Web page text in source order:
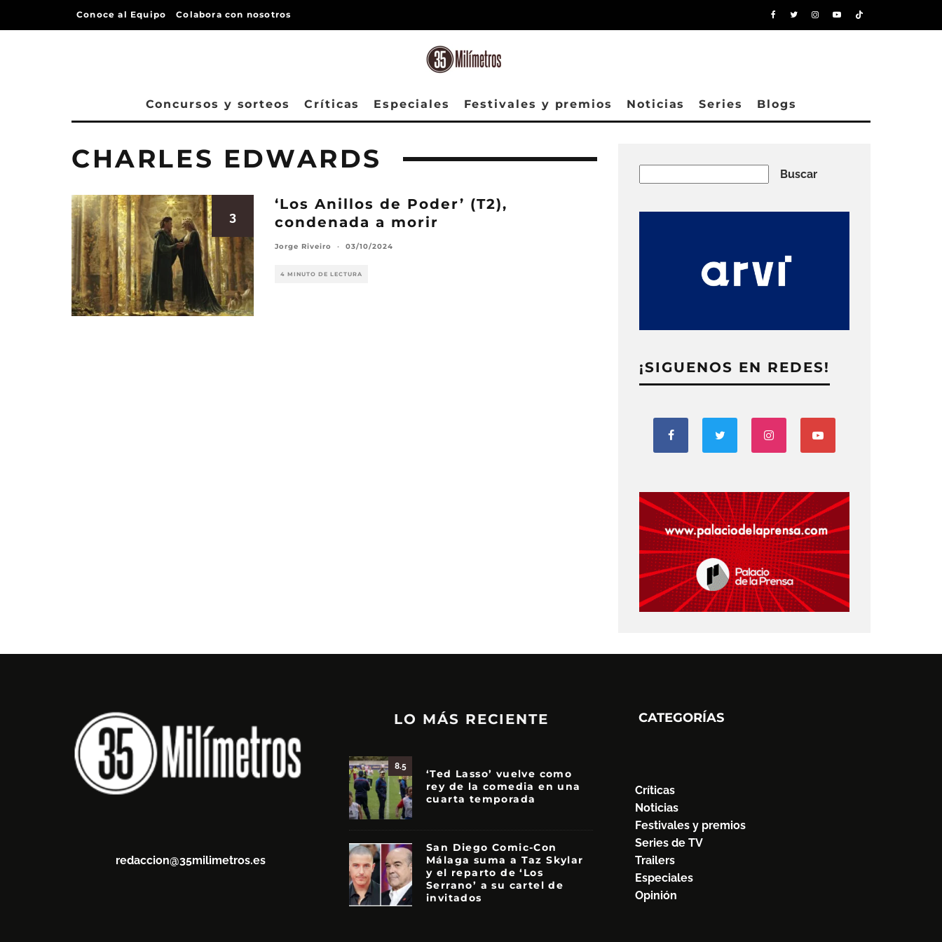
Conoce al Equipo Colabora con nosotros
Concursos y sorteos Críticas Especiales Festivales y premios Noticias Series Blogs
CHARLES EDWARDS
3
‘Los Anillos de Poder’ (T2),
condenada a morir
Jorge Riveiro · 03/10/2024
4 MINUTO DE LECTURA
Buscar
¡SIGUENOS EN REDES!
redaccion@35milimetros.es
LO MÁS RECIENTE
8.5
‘Ted Lasso’ vuelve como
rey de la comedia en una
cuarta temporada
San Diego Comic-Con
Málaga suma a Taz Skylar
y el reparto de ‘Los
Serrano’ a su cartel de
invitados
CATEGORÍAS
Críticas
Noticias
Festivales y premios
Series de TV
Trailers
Especiales
Opinión